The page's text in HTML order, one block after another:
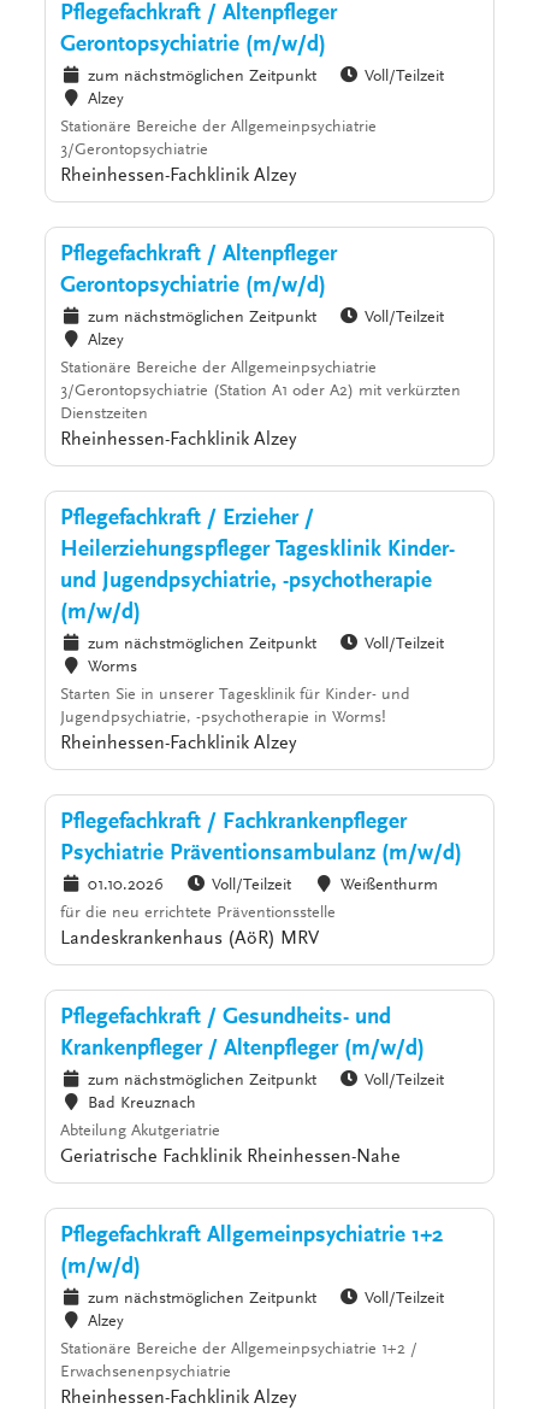
Pflegefachkraft / Altenpfleger
Gerontopsychiatrie (m/w/d)
zum nächstmöglichen Zeitpunkt
Voll/Teilzeit
Alzey
Stationäre Bereiche der Allgemeinpsychiatrie
3/Gerontopsychiatrie
Rheinhessen-Fachklinik Alzey
Pflegefachkraft / Altenpfleger
Gerontopsychiatrie (m/w/d)
zum nächstmöglichen Zeitpunkt
Voll/Teilzeit
Alzey
Stationäre Bereiche der Allgemeinpsychiatrie
3/Gerontopsychiatrie (Station A1 oder A2) mit verkürzten
Dienstzeiten
Rheinhessen-Fachklinik Alzey
Pflegefachkraft / Erzieher /
Heilerziehungspfleger Tagesklinik Kinder-
und Jugendpsychiatrie, -psychotherapie
(m/w/d)
zum nächstmöglichen Zeitpunkt
Voll/Teilzeit
Worms
Starten Sie in unserer Tagesklinik für Kinder- und
Jugendpsychiatrie, -psychotherapie in Worms!
Rheinhessen-Fachklinik Alzey
Pflegefachkraft / Fachkrankenpfleger
Psychiatrie Präventionsambulanz (m/w/d)
01.10.2026 Voll/Teilzeit
Weißenthurm
für die neu errichtete Präventionsstelle
Landeskrankenhaus (AöR) MRV
Pflegefachkraft / Gesundheits- und
Krankenpfleger / Altenpfleger (m/w/d)
zum nächstmöglichen Zeitpunkt
Voll/Teilzeit
Bad Kreuznach
Abteilung Akutgeriatrie
Geriatrische Fachklinik Rheinhessen-Nahe
Pflegefachkraft Allgemeinpsychiatrie 1+2
(m/w/d)
zum nächstmöglichen Zeitpunkt
Voll/Teilzeit
Alzey
Stationäre Bereiche der Allgemeinpsychiatrie 1+2 /
Erwachsenenpsychiatrie
Rheinhessen-Fachklinik Alzey